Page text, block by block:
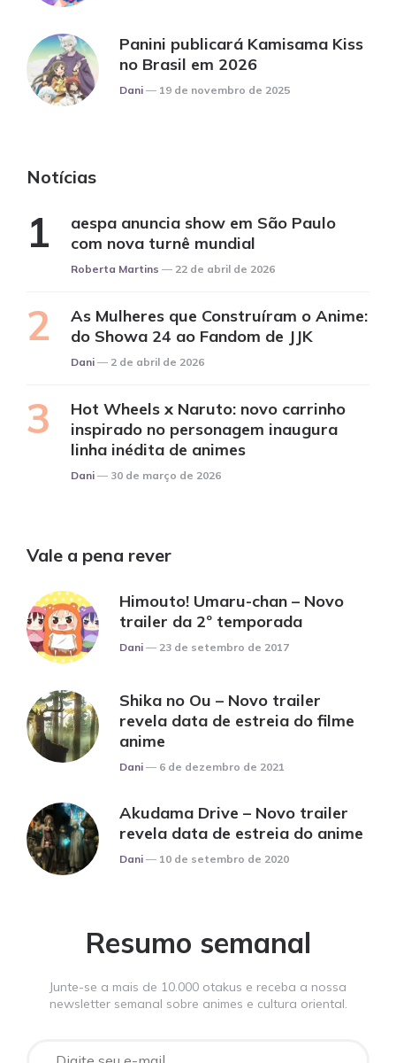
Panini publicará Kamisama Kiss
no Brasil em 2026
Posted
Dani 19 de novembro de 2025
Notícias
aespa anuncia show em São Paulo
com nova turnê mundial
Posted
Roberta Martins 22 de abril de 2026
As Mulheres que Construíram o Anime:
do Showa 24 ao Fandom de JJK
Posted
Dani 2 de abril de 2026
Hot Wheels x Naruto: novo carrinho
inspirado no personagem inaugura
linha inédita de animes
Posted
Dani 30 de março de 2026
Vale a pena rever
Himouto! Umaru-chan – Novo
trailer da 2º temporada
Posted
Dani 23 de setembro de 2017
Shika no Ou – Novo trailer
revela data de estreia do filme
anime
Posted
Dani 6 de dezembro de 2021
Akudama Drive – Novo trailer
revela data de estreia do anime
Posted
Dani 10 de setembro de 2020
Resumo semanal
Junte-se a mais de 10.000 otakus e receba a nossa
newsletter semanal sobre animes e cultura oriental.